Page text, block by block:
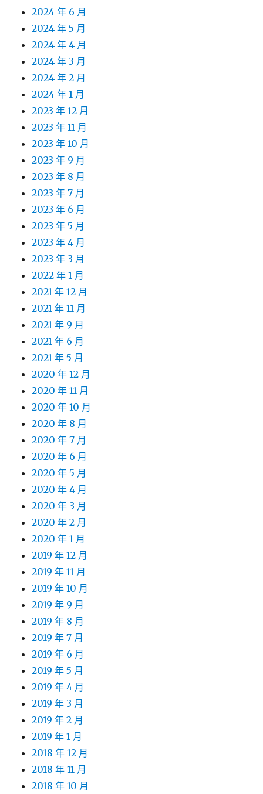
2024 年 6 月
2024 年 5 月
2024 年 4 月
2024 年 3 月
2024 年 2 月
2024 年 1 月
2023 年 12 月
2023 年 11 月
2023 年 10 月
2023 年 9 月
2023 年 8 月
2023 年 7 月
2023 年 6 月
2023 年 5 月
2023 年 4 月
2023 年 3 月
2022 年 1 月
2021 年 12 月
2021 年 11 月
2021 年 9 月
2021 年 6 月
2021 年 5 月
2020 年 12 月
2020 年 11 月
2020 年 10 月
2020 年 8 月
2020 年 7 月
2020 年 6 月
2020 年 5 月
2020 年 4 月
2020 年 3 月
2020 年 2 月
2020 年 1 月
2019 年 12 月
2019 年 11 月
2019 年 10 月
2019 年 9 月
2019 年 8 月
2019 年 7 月
2019 年 6 月
2019 年 5 月
2019 年 4 月
2019 年 3 月
2019 年 2 月
2019 年 1 月
2018 年 12 月
2018 年 11 月
2018 年 10 月